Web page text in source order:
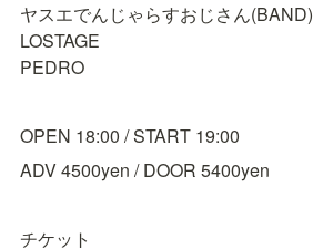
ヤスエでんじゃらすおじさん(BAND)
LOSTAGE
PEDRO
OPEN 18:00 / START 19:00
ADV 4500yen / DOOR 5400yen
チケット